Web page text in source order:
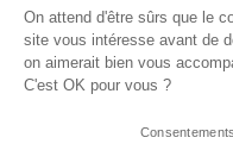
emily & noah
esprit
etrier
fabrizio
On attend d'être sûrs que le
site vous intéresse avant de
on aimerait bien vous
C'est OK pour vous ?